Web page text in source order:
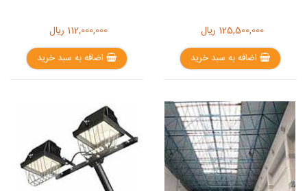
125,500,000 ریال
اضافه به سبد خرید
112,000,000 ریال
اضافه به سبد خرید